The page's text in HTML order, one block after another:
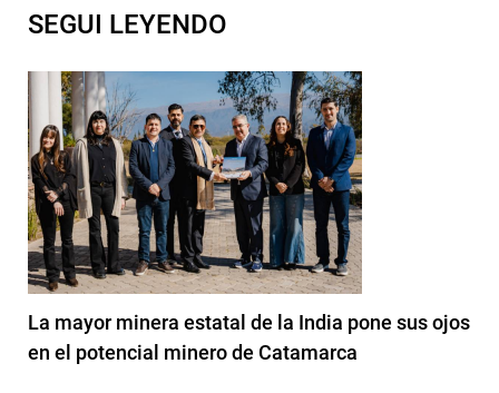
SEGUI LEYENDO
La mayor minera estatal de la India pone sus ojos
en el potencial minero de Catamarca